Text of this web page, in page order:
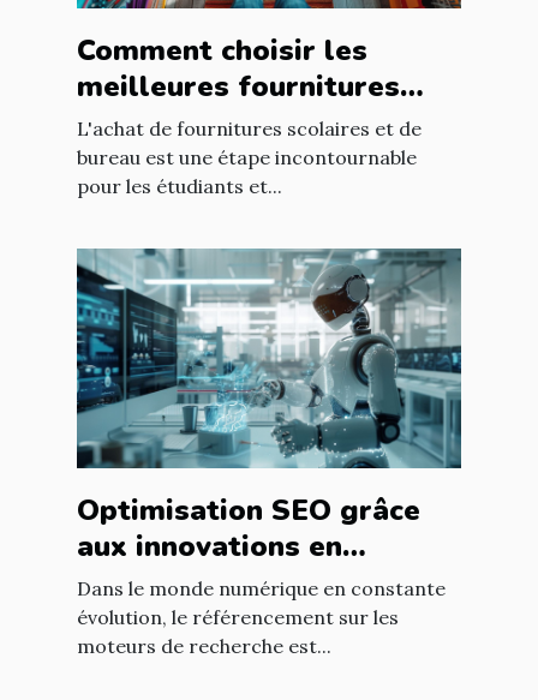
Comment choisir les
meilleures fournitures
scolaires et de bureau en
ligne
L'achat de fournitures scolaires et de
bureau est une étape incontournable
pour les étudiants et...
Optimisation SEO grâce
aux innovations en
apprentissage
automatique
Dans le monde numérique en constante
évolution, le référencement sur les
moteurs de recherche est...